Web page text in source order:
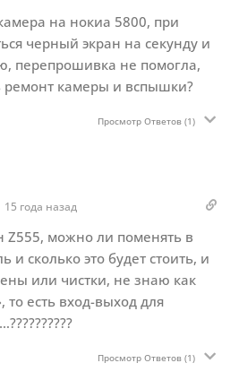
на нокиа 5800, при
черный экран на секунду и
перепрошивка не помогла,
ремонт камеры и вспышки?
Просмотр Ответов(1)
15 года назад
Z555, можно ли поменять в
и сколько это будет стоить, и
или чистки, не знаю как
то есть вход-выход для
Просмотр Ответов(1)